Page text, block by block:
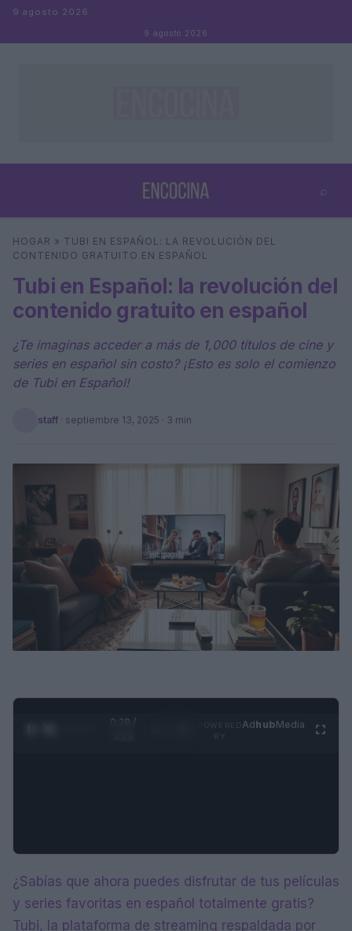
Saltar al contenido
9 agosto 2026
9 agosto 2026
⌕
Buscar
HOGAR » TUBI EN ESPAÑOL: LA REVOLUCIÓN DEL
CONTENIDO GRATUITO EN ESPAÑOL
Tubi en Español: la revolución del
contenido gratuito en español
¿Te imaginas acceder a más de 1,000 títulos de cine y
series en español sin costo? ¡Esto es solo el comienzo
de Tubi en Español!
staff · septiembre 13, 2025 · 3 min
0:29 /
AdhubMedia
¿Sabías que ahora puedes disfrutar de tus películas
y series favoritas en español totalmente gratis?
Tubi, la plataforma de streaming respaldada por